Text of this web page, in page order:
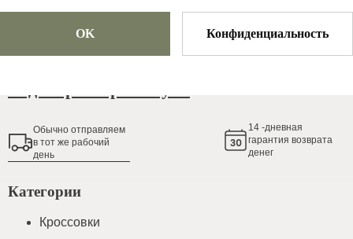
OK Конфиденциальность
Обычно oтправляем
в тот же рабочий
день
14 -дневная
гарантия возврата
денег
Категории
Кроссовки